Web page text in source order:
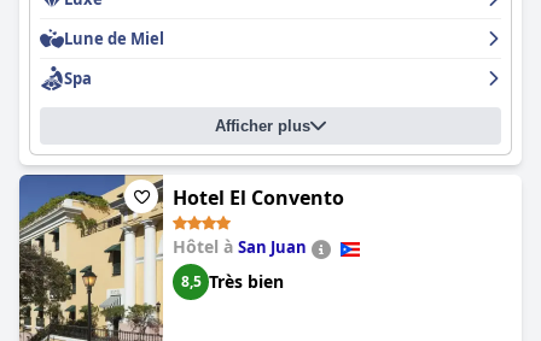
Lune de Miel
Spa
Afficher plus
Hotel El Convento
Hôtel à San Juan
8,5 Très bien